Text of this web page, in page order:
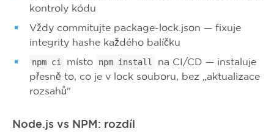
kontroly kódu
Vždy commitujte package-lock.json — fixuje
integrity hashe každého balíčku
npm ci místo npm install
na CI/CD — instaluje
přesně to, co je v lock souboru, bez „aktualizace
rozsahů"
Node.js vs NPM: rozdíl